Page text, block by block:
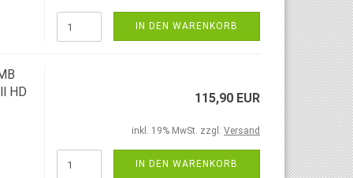
IN DEN WARENKORB
HD
115,90 EUR
inkl. 19% MwSt. zzgl. Versand
IN DEN WARENKORB